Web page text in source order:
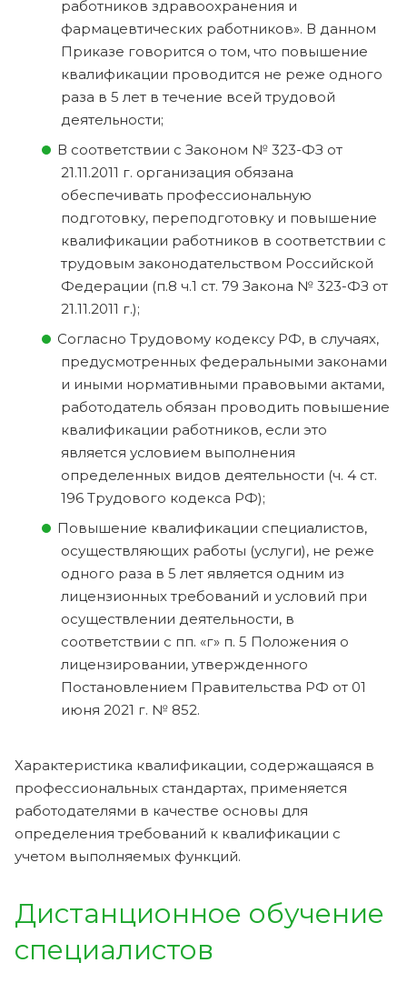
работников здравоохранения и
фармацевтических работников». В данном
Приказе говорится о том, что повышение
квалификации проводится не реже одного
раза в 5 лет в течение всей трудовой
деятельности;
В соответствии с Законом № 323-ФЗ от
21.11.2011 г. организация обязана
обеспечивать профессиональную
подготовку, переподготовку и повышение
квалификации работников в соответствии с
трудовым законодательством Российской
Федерации (п.8 ч.1 ст. 79 Закона № 323-ФЗ от
21.11.2011 г.);
Согласно Трудовому кодексу РФ, в случаях,
предусмотренных федеральными законами
и иными нормативными правовыми актами,
работодатель обязан проводить повышение
квалификации работников, если это
является условием выполнения
определенных видов деятельности (ч. 4 ст.
196 Трудового кодекса РФ);
Повышение квалификации специалистов,
осуществляющих работы (услуги), не реже
одного раза в 5 лет является одним из
лицензионных требований и условий при
осуществлении деятельности, в
соответствии с пп. «г» п. 5 Положения о
лицензировании, утвержденного
Постановлением Правительства РФ от 01
июня 2021 г. № 852.
Характеристика квалификации, содержащаяся в
профессиональных стандартах, применяется
работодателями в качестве основы для
определения требований к квалификации с
учетом выполняемых функций.
Дистанционное обучение
специалистов